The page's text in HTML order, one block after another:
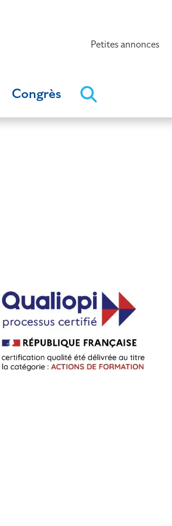
Petites annonces
Congrès